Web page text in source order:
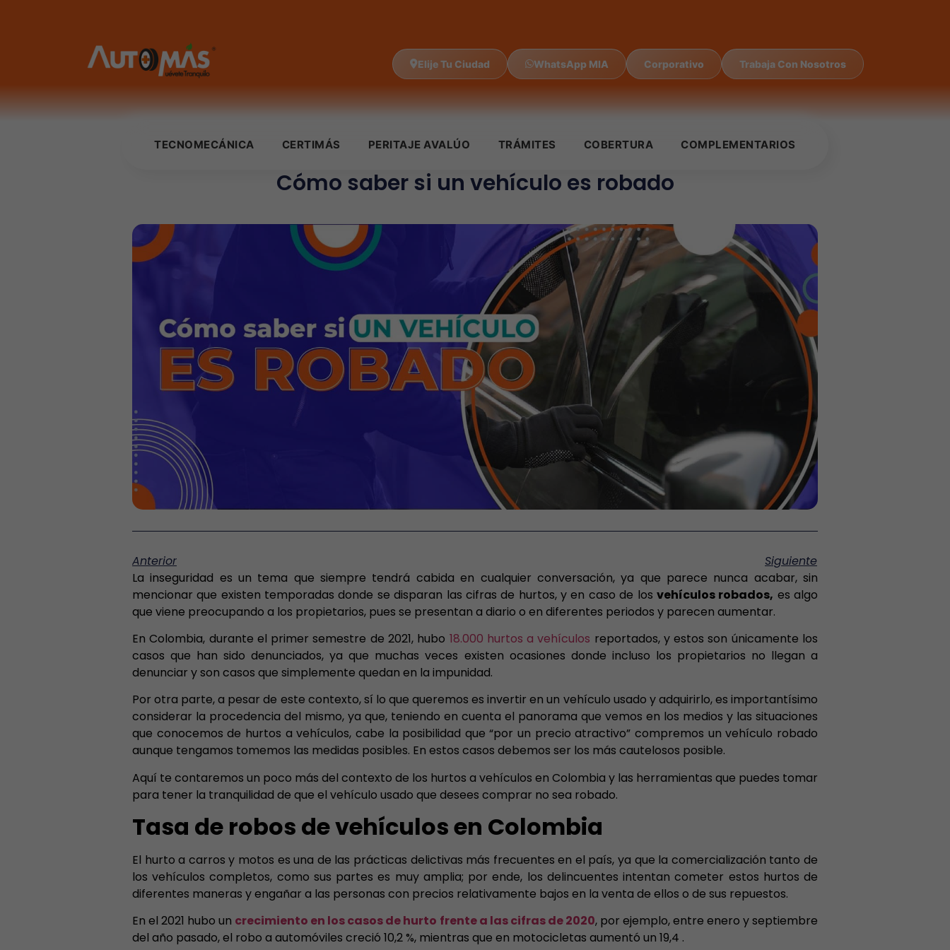
Elije Tu Ciudad WhatsApp MIA Corporativo Trabaja Con Nosotros
Cómo saber si un vehículo es robado
La inseguridad es un tema que siempre tendrá cabida en cualquier conversación, ya que parece nunca acabar, sin
mencionar que existen temporadas donde se disparan las cifras de hurtos, y en caso de los vehículos robados, es algo
que viene preocupando a los propietarios, pues se presentan a diario o en diferentes periodos y parecen aumentar.
En Colombia, durante el primer semestre de 2021, hubo 18.000 hurtos a vehículos reportados, y estos son únicamente los
casos que han sido denunciados, ya que muchas veces existen ocasiones donde incluso los propietarios no llegan a
denunciar y son casos que simplemente quedan en la impunidad.
Por otra parte, a pesar de este contexto, sí lo que queremos es invertir en un vehículo usado y adquirirlo, es importantísimo
considerar la procedencia del mismo, ya que, teniendo en cuenta el panorama que vemos en los medios y las situaciones
que conocemos de hurtos a vehículos, cabe la posibilidad que “por un precio atractivo” compremos un vehículo robado
aunque tengamos tomemos las medidas posibles. En estos casos debemos ser los más cautelosos posible.
Aquí te contaremos un poco más del contexto de los hurtos a vehículos en Colombia y las herramientas que puedes tomar
para tener la tranquilidad de que el vehículo usado que desees comprar no sea robado.
Tasa de robos de vehículos en Colombia
El hurto a carros y motos es una de las prácticas delictivas más frecuentes en el país, ya que la comercialización tanto de
los vehículos completos, como sus partes es muy amplia; por ende, los delincuentes intentan cometer estos hurtos de
diferentes maneras y engañar a las personas con precios relativamente bajos en la venta de ellos o de sus repuestos.
En el 2021 hubo un crecimiento en los casos de hurto frente a las cifras de 2020, por ejemplo, entre enero y septiembre
del año pasado, el robo a automóviles creció 10,2 %, mientras que en motocicletas aumentó un 19,4 .
Anterior Siguiente
TECNOMECÁNICA CERTIMÁS PERITAJE AVALÚO TRÁMITES COBERTURA COMPLEMENTARIOS